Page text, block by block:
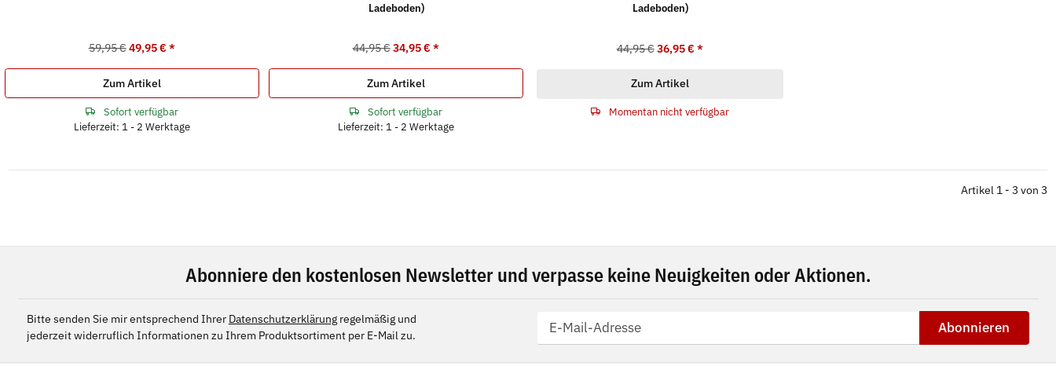
59,95 € 49,95 €*
Zum Artikel
Sofort verfügbar
Lieferzeit: 1 - 2 Werktage
Ladeboden)
44,95 € 34,95 €*
Zum Artikel
Sofort verfügbar
Lieferzeit: 1 - 2 Werktage
Ladeboden)
44,95 € 36,95 €*
Zum Artikel
Momentan nicht verfügbar
Artikel 1 - 3 von 3
Abonniere den kostenlosen Newsletter und verpasse keine Neuigkeiten oder Aktionen.
Bitte senden Sie mir entsprechend Ihrer Datenschutzerklärungregelmäßig und
jederzeit widerruflich Informationen zu Ihrem Produktsortiment per E-Mail zu.
Abonnieren